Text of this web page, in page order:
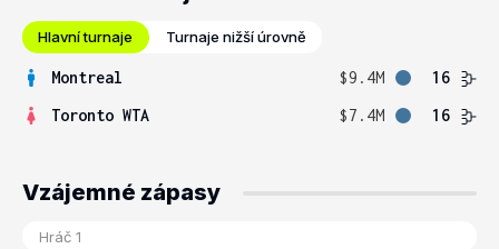
Hlavní turnaje Turnaje nižší úrovně
Montreal $9.4M
16
Toronto WTA
$7.4M 16
Vzájemné zápasy